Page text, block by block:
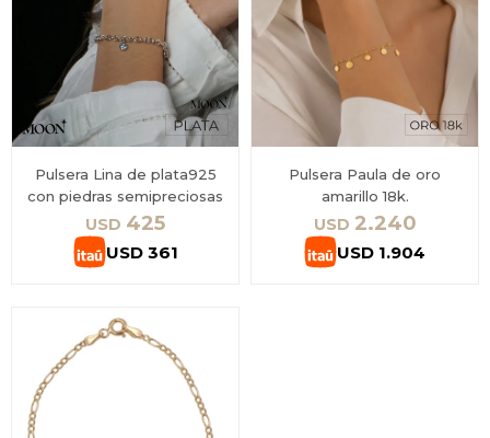
Pulsera Lina de plata925
con piedras semipreciosas
USD 425
USD 361
Pulsera Paula de oro
amarillo 18k.
USD 2.240
USD 1.904